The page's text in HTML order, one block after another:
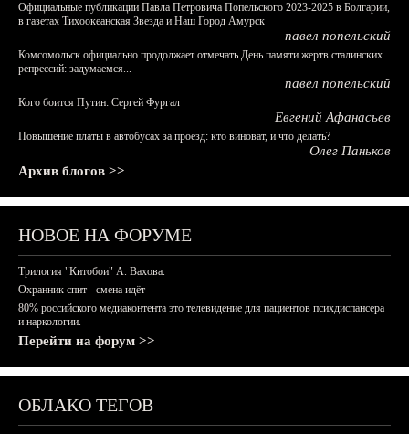
Официальные публикации Павла Петровича Попельского 2023-2025 в Болгарии,
в газетах Тихоокеанская Звезда и Наш Город Амурск
павел попельский
Комсомольск официально продолжает отмечать День памяти жертв сталинских
репрессий: задумаемся...
павел попельский
Кого боится Путин: Сергей Фургал
Евгений Афанасьев
Повышение платы в автобусах за проезд: кто виноват, и что делать?
Олег Паньков
Архив блогов >>
НОВОЕ НА ФОРУМЕ
Трилогия "Китобои" А. Вахова.
Охранник спит - смена идёт
80% российского медиаконтента это телевидение для пациентов психдиспансера
и наркологии.
Перейти на форум >>
ОБЛАКО ТЕГОВ